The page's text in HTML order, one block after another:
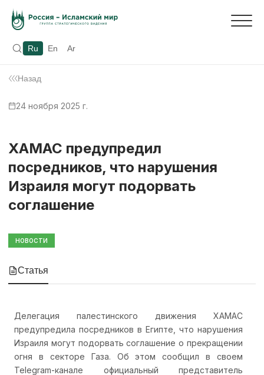
Ru En Ar
Назад
24 ноября 2025 г.
ХАМАС предупредил
посредников, что нарушения
Израиля могут подорвать
соглашение
НОВОСТИ
Статья
Делегация палестинского движения ХАМАС
предупредила посредников в Египте, что нарушения
Израиля могут подорвать соглашение о прекращении
огня в секторе Газа. Об этом сообщил в своем
Telegram-канале официальный представитель